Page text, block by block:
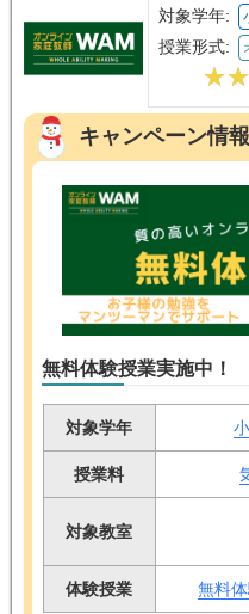
対象学年:
授業形式:
キャンペーン情報
無料体験授業実施中！
対象学年
授業料
対象教室
体験授業 無料